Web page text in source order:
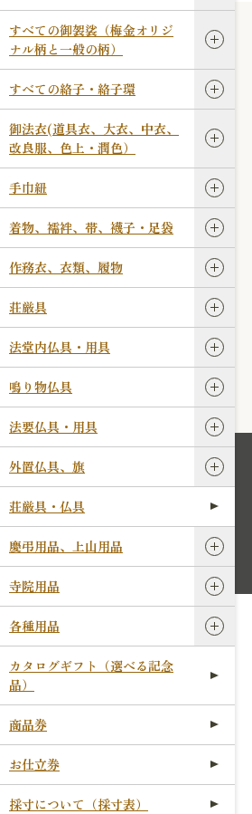
すべての御袈裟（梅金オリジ
ナル柄と一般の柄）
すべての絡子・絡子環
御法衣(道具衣、大衣、中衣、
改良服、色上・潤色）
手巾紐
着物、襦袢、帯、襪子・足袋
作務衣、衣類、履物
荘厳具
法堂内仏具・用具
鳴り物仏具
法要仏具・用具
外置仏具、旗
荘厳具・仏具
慶弔用品、上山用品
寺院用品
各種用品
カタログギフト（選べる記念
品）
商品券
お仕立券
採寸について（採寸表）